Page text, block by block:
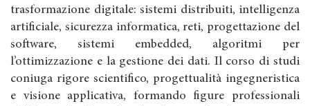
trasformazione digitale: sistemi distribuiti, intelligenza
artificiale, sicurezza informatica, reti, progettazione del
software, sistemi embedded, algoritmi per
l’ottimizzazione e la gestione dei dati. Il corso di studi
coniuga rigore scientifico, progettualità ingegneristica
e visione applicativa, formando figure professionali